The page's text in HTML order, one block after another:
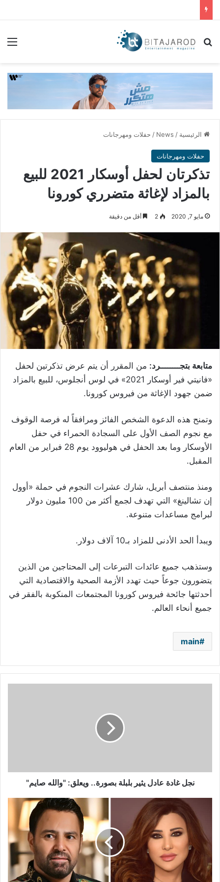
بحث عن
الرئيسية /
News
/ حفلات ومهرجانات
حفلات ومهرجانات
تذكرتان لحفل أوسكار 2021 للبيع
بالمزاد لإغاثة متضرري كورونا
مايو 7, 2020 2 أقل من دقيقة
متابعة بتجــــــــرد: من المقرر أن يتم عرض تذكرتين لحفل
«فانيتي فير أوسكار 2021» في لوس أنجلوس، للبيع بالمزاد
ضمن جهود الإغاثة من فيروس كورونا.
وتمنح هذه الدعوة الشخص الفائز ومرافقاً له فرصة الوقوف
مع نجوم الصف الأول على السجادة الحمراء في حفل
الأوسكار وما بعد الحفل في هوليوود يوم 28 فبراير من العام
المقبل.
ومنذ منتصف أبريل، شارك عشرات النجوم في حملة «أوول
إن تشالينغ» التي تهدف لجمع أكثر من 100 مليون دولار
لبرامج مساعدات متنوعة.
ويبدأ الحد الأدنى للمزاد بـ10 آلاف دولار .
وستذهب جميع عائدات التبرعات إلى المحتاجين من الذين
يتضورون جوعاً حيث تهدد الأزمة الصحية والاقتصادية التي
أحدثتها جائحة فيروس كورونا المجتمعات المنكوبة بالفقر في
جميع أنحاء العالم.
main
صايم"
نجل غادة عادل يثير بلبلة بصورة.. ويعلق: "والله صايم"
عاصي
الحلاني
"بعشقك"..
وهو